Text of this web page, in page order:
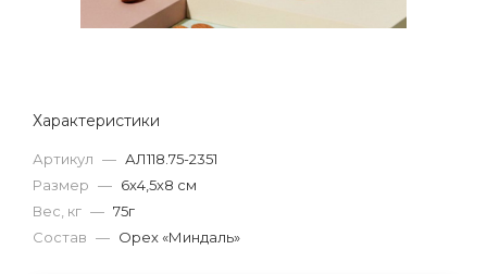
Характеристики
Артикул — АЛ118.75-2351
Размер — 6х4,5х8 см
Вес, кг — 75г
Состав — Орех «Миндаль»